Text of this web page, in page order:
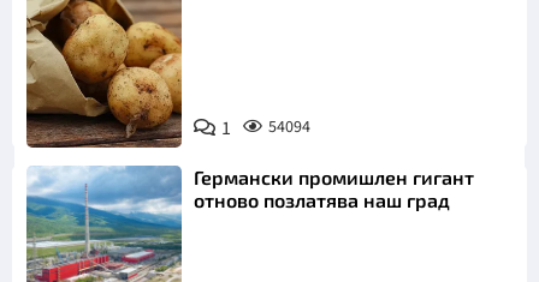
Снимка:
Пиксабей
1 54094
Германски промишлен гигант
отново позлатява наш град